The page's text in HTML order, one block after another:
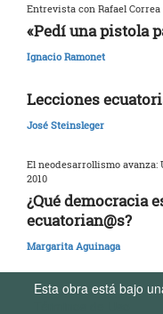
Entrevista con Rafael Correa
«Pedí una pistola
Ignacio Ramonet
Lecciones
José Steinsleger
El neodesarrollismo
2010
¿Qué democracia
ecuatorian@s?
Margarita Aguinaga
Esta obra está bajo